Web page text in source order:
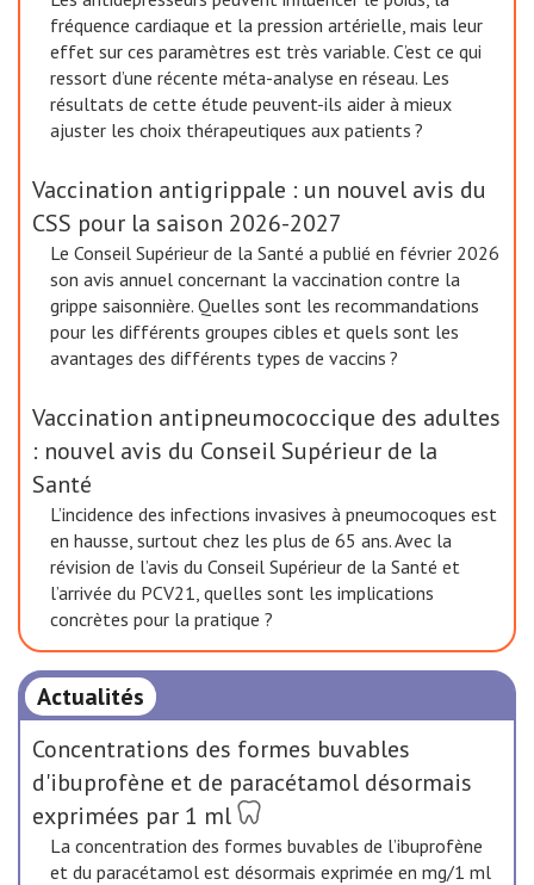
fréquence cardiaque et la pression artérielle, mais leur
effet sur ces paramètres est très variable. C’est ce qui
ressort d’une récente méta-analyse en réseau. Les
résultats de cette étude peuvent-ils aider à mieux
ajuster les choix thérapeutiques aux patients ?
Vaccination antigrippale : un nouvel avis du
CSS pour la saison 2026-2027
Le Conseil Supérieur de la Santé a publié en février 2026
son avis annuel concernant la vaccination contre la
grippe saisonnière. Quelles sont les recommandations
pour les différents groupes cibles et quels sont les
avantages des différents types de vaccins ?
Vaccination antipneumococcique des adultes
: nouvel avis du Conseil Supérieur de la
Santé
L’incidence des infections invasives à pneumocoques est
en hausse, surtout chez les plus de 65 ans. Avec la
révision de l’avis du Conseil Supérieur de la Santé et
l’arrivée du PCV21, quelles sont les implications
concrètes pour la pratique ?
Actualités
Concentrations des formes buvables
d'ibuprofène et de paracétamol désormais
exprimées par 1 ml
La concentration des formes buvables de l’ibuprofène
et du paracétamol est désormais exprimée en mg/1 ml